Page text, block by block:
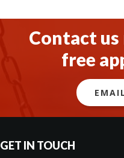
Contact
free
GET IN TOUCH